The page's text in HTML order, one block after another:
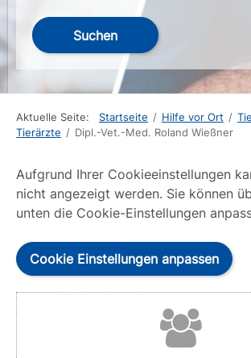
Suchen
Aktuelle Seite: Startseite / Hilfe vor Ort /
Tierärzte / Dipl.-Vet.-Med. Roland Wießner
Aufgrund Ihrer Cookieeinstellungen
nicht angezeigt werden. Sie können
unten die Cookie-Einstellungen
Cookie Einstellungen anpassen